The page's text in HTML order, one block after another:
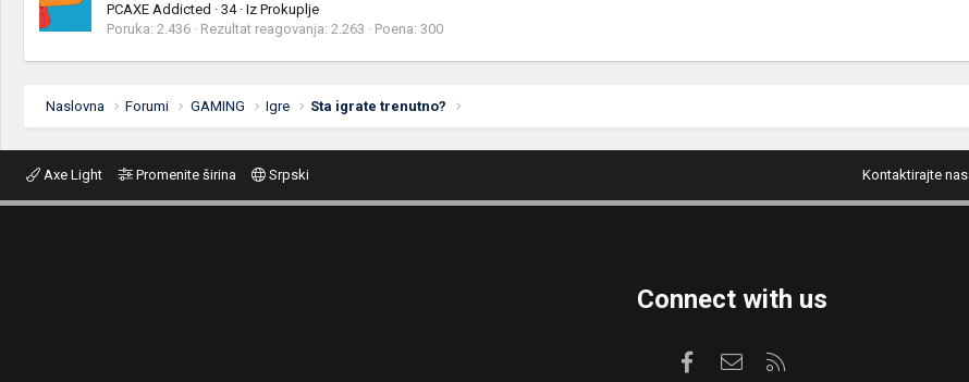
PCAXE Addicted · 34 · Iz Prokuplje
Poruka 2.436 Rezultat reagovanja 2.263 Poena 300
Naslovna Forumi GAMING Igre Sta igrate trenutno?
Axe Light Promenite širina Srpski Kontaktirajte nas
Connect with us
FacebookKontaktirajte nas